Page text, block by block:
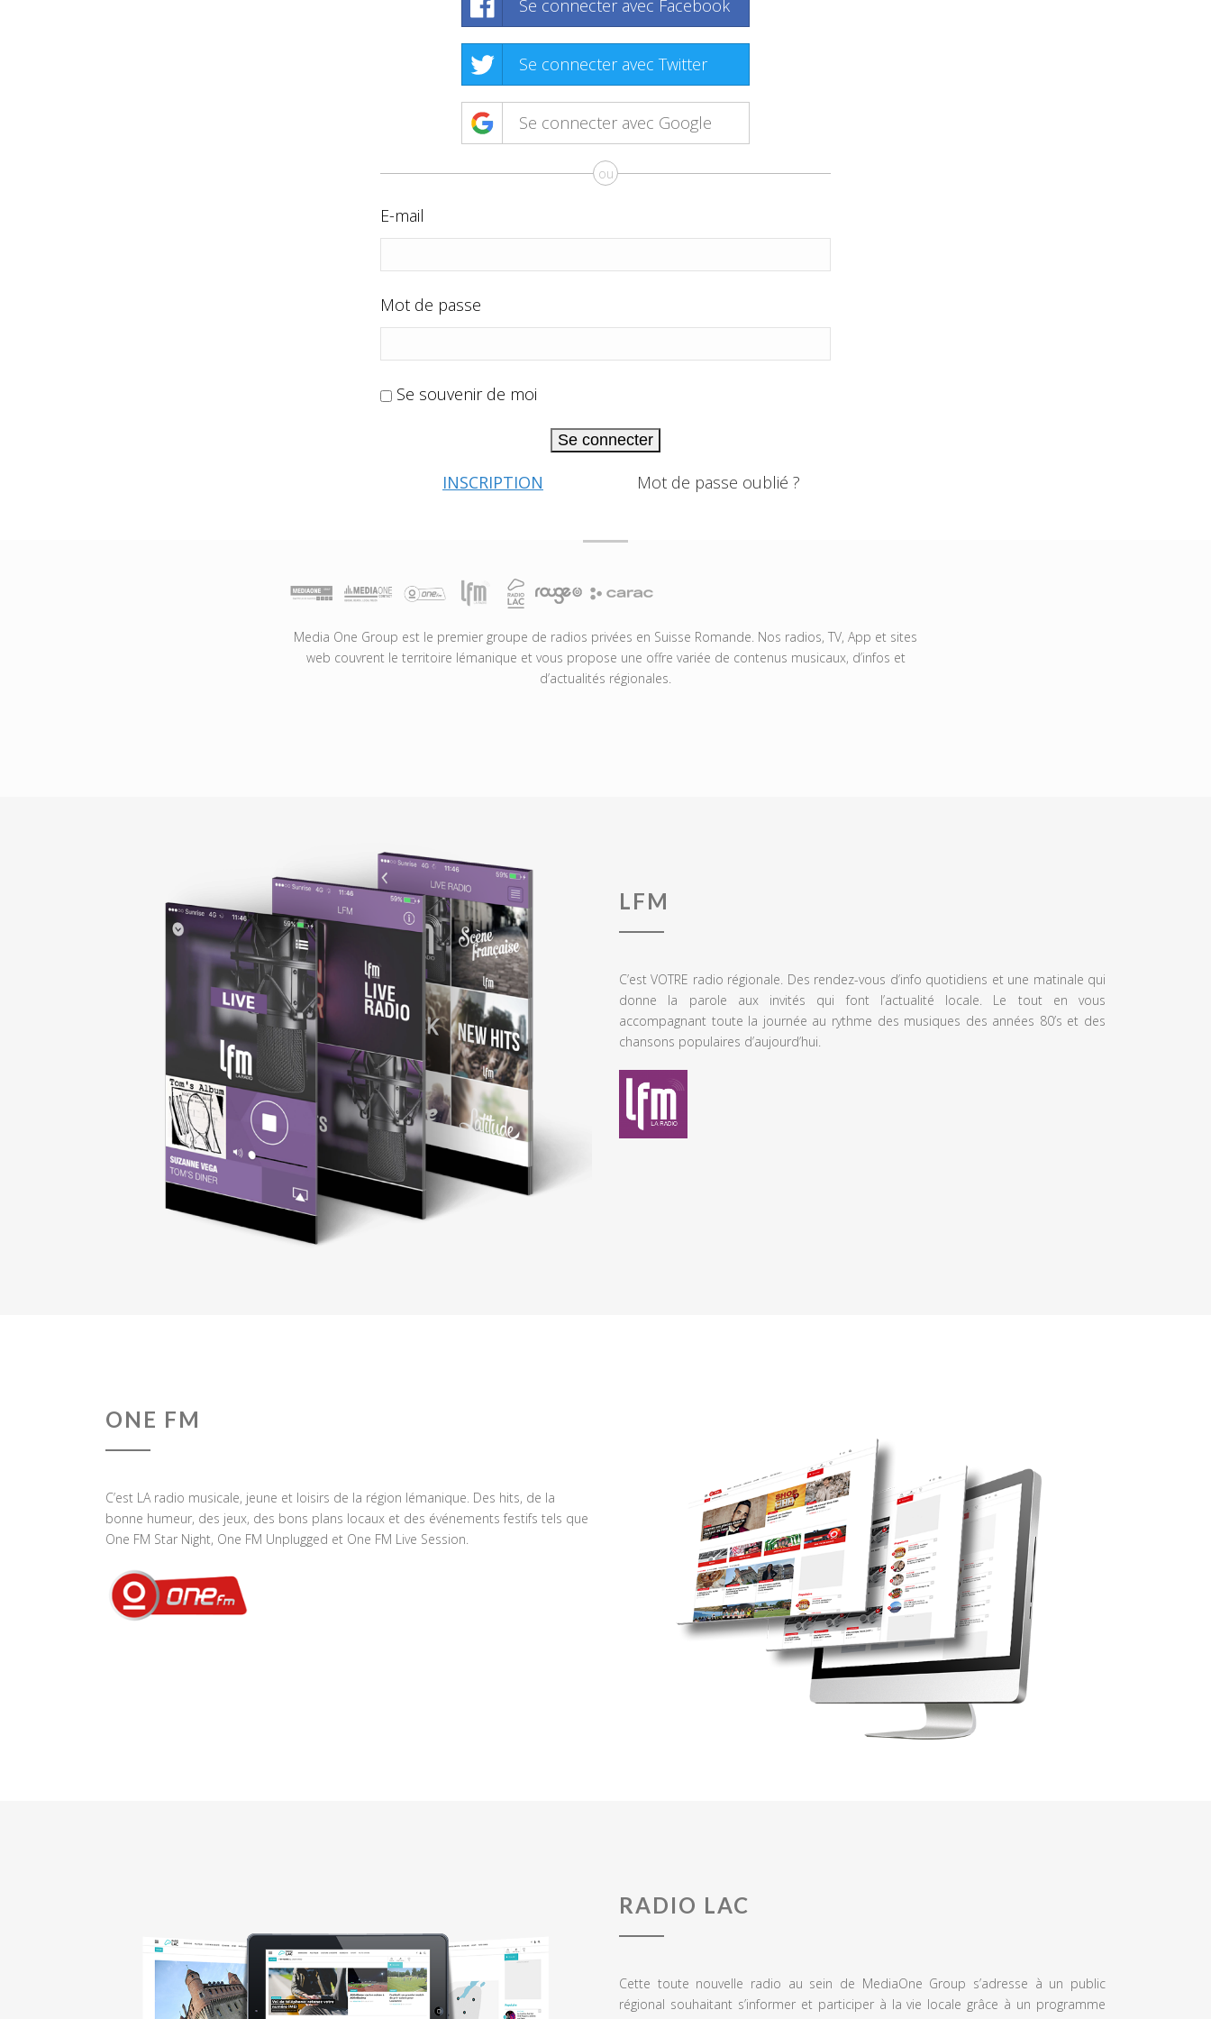
Se connecter avec Facebook
Se connecter avec Twitter
Se connecter avec Google
ou
E-mail
Mot de passe
Se souvenir de moi
Se connecter
INSCRIPTION Mot de passe oublié ?
Media One Group est le premier groupe de radios privées en Suisse Romande. Nos radios, TV, App et sites
web couvrent le territoire lémanique et vous propose une offre variée de contenus musicaux, d’infos et
d’actualités régionales.
LFM
C’est VOTRE radio régionale. Des rendez-vous d’info quotidiens et une matinale qui
donne la parole aux invités qui font l’actualité locale. Le tout en vous
accompagnant toute la journée au rythme des musiques des années 80’s et des
chansons populaires d’aujourd’hui.
ONE FM
C’est LA radio musicale, jeune et loisirs de la région lémanique. Des hits, de la
bonne humeur, des jeux, des bons plans locaux et des événements festifs tels que
One FM Star Night, One FM Unplugged et One FM Live Session.
RADIO LAC
Cette toute nouvelle radio au sein de MediaOne Group s’adresse à un public
régional souhaitant s’informer et participer à la vie locale grâce à un programme